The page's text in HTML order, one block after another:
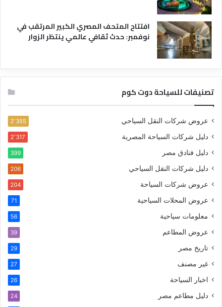
افتتاح المتحف المصري الكبير المرتقب في
نوفمبر: حدث ثقافي عالمي ينتظر الزوار
تصنيفات للسياحة دوت كوم
عروض شركات النقل السياحي 2٬355
دليل شركات السياحة المصرية 2٬317
دليل فنادق مصر 399
دليل شركات النقل السياحي 206
عروض شركات السياحة 204
عروض المحلات السياحية 71
معلومات سياحية 56
عروض المطاعم 39
تاريخ مصر 29
غير مصنف 27
اخبار السياحة 26
دليل مطاعم مصر 24